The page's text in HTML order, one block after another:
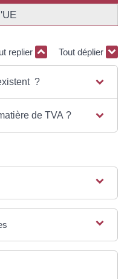
replier Tout déplier
?
de TVA ?